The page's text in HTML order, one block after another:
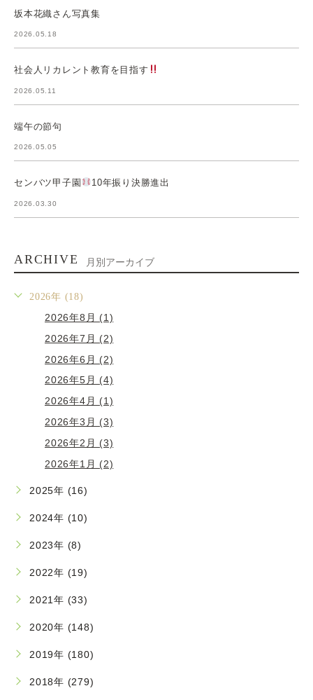
坂本花織さん写真集
2026.05.18
社会人リカレント教育を目指す
2026.05.11
端午の節句
2026.05.05
センバツ甲子園 10年振り決勝進出
2026.03.30
ARCHIVE 月別アーカイブ
2026年 (18)
2026年8月 (1)
2026年7月 (2)
2026年6月 (2)
2026年5月 (4)
2026年4月 (1)
2026年3月 (3)
2026年2月 (3)
2026年1月 (2)
2025年 (16)
2024年 (10)
2023年 (8)
2022年 (19)
2021年 (33)
2020年 (148)
2019年 (180)
2018年 (279)